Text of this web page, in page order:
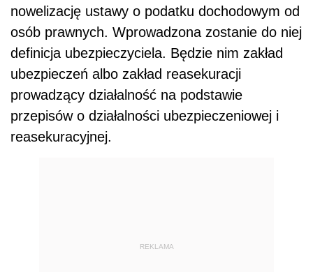
nowelizację ustawy o podatku dochodowym od
osób prawnych. Wprowadzona zostanie do niej
definicja ubezpieczyciela. Będzie nim zakład
ubezpieczeń albo zakład reasekuracji
prowadzący działalność na podstawie
przepisów o działalności ubezpieczeniowej i
reasekuracyjnej.
REKLAMA